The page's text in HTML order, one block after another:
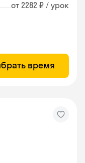
от 2282 ₽ / урок
время